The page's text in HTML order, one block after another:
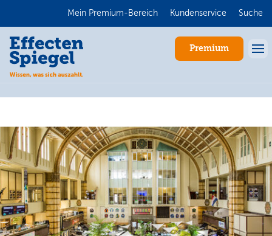
Mein Premium-Bereich Kundenservice Suche
Premium
Anmelden